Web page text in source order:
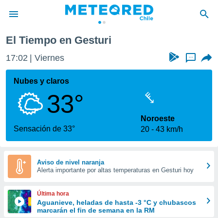
de
por
que se
calidad.
a este
las
y
forma
digital
basada
El Tiempo en Gesturi
17:02 Viernes ...
Nubes y claros
33°
Sensación de 33°
Noroeste
20
43 km/h
Aviso de nivel naranja
Alerta importante por altas temperaturas en Gesturi hoy
Última hora
Aguanieve, heladas de hasta -3 °C y chubascos
marcarán el fin de semana en la RM